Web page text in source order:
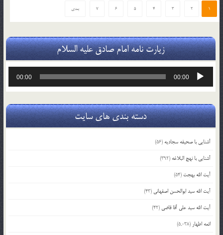
1
2
3
4
5
6
7 بعدی
زیارت نامه امام صادق علیه السلام
پخش‌کننده
00:00
00:00
دسته بندی های سایت
آشنایی با صحیفه سجادیه (56)
آشنایی با نهج البلاغه (392)
آیت الله بهجت (54)
آیت الله سید ابوالحسن اصفهانی (43)
آیت الله سید علی آقا قاضی (42)
ائمه اطهار (5,038)